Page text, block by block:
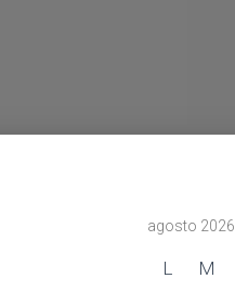
agosto 2026
L M